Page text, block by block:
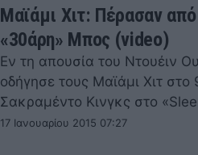
Μαϊάμι Χιτ: Πέρασαν
«30άρη» Μπος (video)
Εν τη απουσία του Ντουέιν
οδήγησε τους Μαϊάμι Χιτ
Σακραμέντο Κινγκς στο
17 Ιανουαρίου 2015 07:27